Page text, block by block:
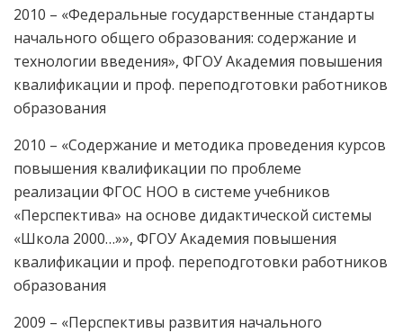
2010 – «Федеральные государственные стандарты
начального общего образования: содержание и
технологии введения», ФГОУ Академия повышения
квалификации и проф. переподготовки работников
образования
2010 – «Содержание и методика проведения курсов
повышения квалификации по проблеме
реализации ФГОС НОО в системе учебников
«Перспектива» на основе дидактической системы
«Школа 2000…»», ФГОУ Академия повышения
квалификации и проф. переподготовки работников
образования
2009 – «Перспективы развития начального